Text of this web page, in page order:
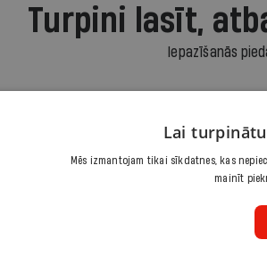
Turpini lasīt,
Iepazīšanās
Lai
Mēs izmantojam tikai sīkdatnes, kas
mainīt